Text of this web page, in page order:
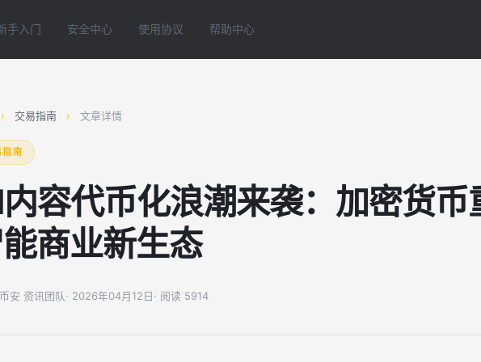
手入门 安全中心 使用协议 帮助中心
› 交易指南 › 文章详情
指南
容代币化浪潮来袭：加密货币
商业新生态
币安 资讯团队· 2026年04月12日· 阅读 5914